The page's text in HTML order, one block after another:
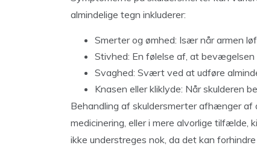
almindelige tegn inkluderer:
Smerter og ømhed: Især når armen
Stivhed: En følelse af, at
Svaghed: Svært ved at udføre
Knasen eller kliklyde: Når skulderen
Behandling af skuldersmerter afhænger
medicinering, eller i mere alvorlige tilfælde,
ikke understreges nok, da det kan